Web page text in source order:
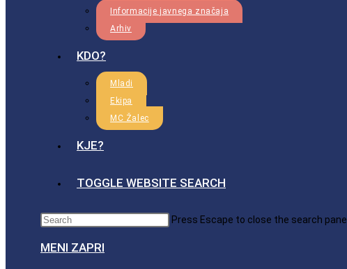
Informacije javnega značaja
Arhiv
KDO?
Mladi
Ekipa
MC Žalec
KJE?
TOGGLE WEBSITE SEARCH
Press Escape to close the search panel.
MENI ZAPRI